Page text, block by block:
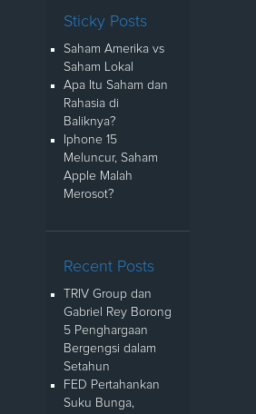
Sticky Posts
Saham Amerika vs
Saham Lokal
Apa Itu Saham dan
Rahasia di
Baliknya?
Iphone 15
Meluncur, Saham
Apple Malah
Merosot?
Recent Posts
TRIV Group dan
Gabriel Rey Borong
5 Penghargaan
Bergengsi dalam
Setahun
FED Pertahankan
Suku Bunga,